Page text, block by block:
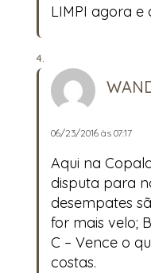
LIMPI agora e
06/23/2016 às 07:17
Aqui na
disputa para
desempates
for mais velo;
C – Vence o
costas.